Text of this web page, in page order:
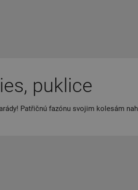
puklice
Patřičnú fazónu svojim kolesám